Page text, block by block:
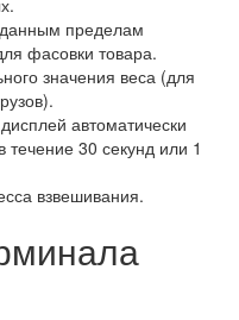
пределам
фасовки товара.
значения веса (для
автоматически
течение 30 секунд или 1
взвешивания.